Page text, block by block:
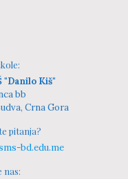
"Danilo Kiš"
bb
Crna Gora
pitanja?
bd.edu.me
nas: